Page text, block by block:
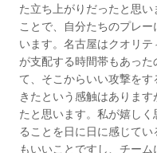
た立ち上がりだったと思
ことで、自分たちのプレ
います。名古屋はクオリ
が支配する時間帯もあっ
て、そこからいい攻撃を
きたという感触はありま
たと思います。私が嬉し
ることを日に日に感じて
もいいことですし、チーム